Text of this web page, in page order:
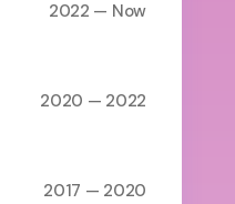
2022 — Now
2020 — 2022
2017 — 2020